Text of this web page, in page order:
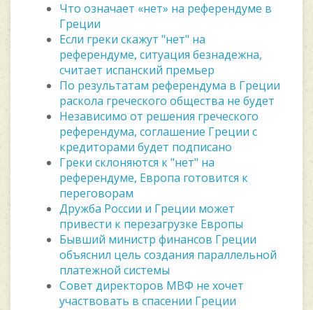
Что означает «нет» на референдуме в
Греции
Если греки скажут "нет" на
референдуме, ситуация безнадежна,
считает испанский премьер
По результатам референдума в Греции
раскола греческого общества не будет
Независимо от решения греческого
референдума, соглашение Греции с
кредиторами будет подписано
Греки склоняются к "нет" на
референдуме, Европа готовится к
переговорам
Дружба России и Греции может
привести к перезагрузке Европы
Бывший министр финансов Греции
объяснил цель создания параллельной
платежной системы
Совет директоров МВФ не хочет
участвовать в спасении Греции